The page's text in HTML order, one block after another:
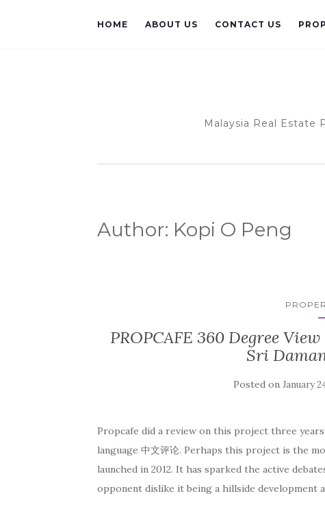
HOME ABOUT US CONTACT US
Malaysia Real Estate
Author: Kopi O Peng
PROPCAFE 360 Degree
Sri
Posted onJanuary
Propcafe did a review on this project three
language 中文评论. Perhaps this project is the
launched in 2012. It has sparked the active
opponent dislike it being a hillside development